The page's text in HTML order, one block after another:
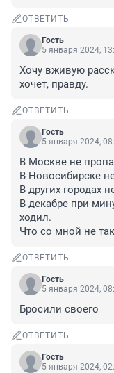
ОТВЕТИТЬ
Гость
5 января 2024,
Хочу вживую
хочет, правду.
ОТВЕТИТЬ
Гость
5 января 2024,
В Москве не
В Новосибирске
В других городах
В декабре при
ходил.
Что со мной не
ОТВЕТИТЬ
Гость
5 января 2024,
Бросили своего
ОТВЕТИТЬ
Гость
5 января 2024,